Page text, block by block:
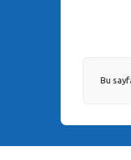
Bu